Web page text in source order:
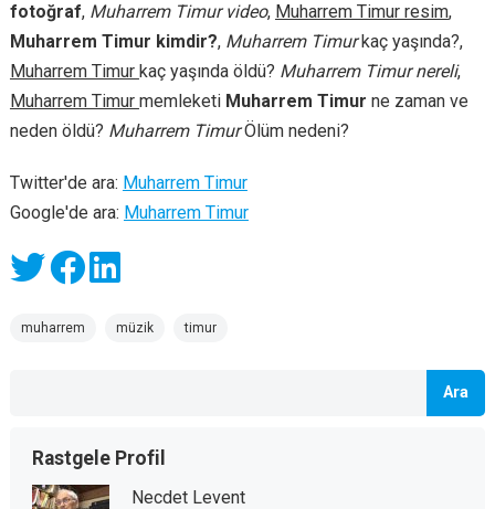
fotoğraf, Muharrem Timur video, Muharrem Timur resim,
Muharrem Timur kimdir?, Muharrem Timurkaç yaşında?,
Muharrem Timur kaç yaşında öldü? Muharrem Timur nereli,
Muharrem Timur memleketi Muharrem Timur ne zaman ve
neden öldü? Muharrem TimurÖlüm nedeni?
Twitter'de ara: Muharrem Timur
Google'de ara: Muharrem Timur
muharrem müzik timur
Ara
Rastgele Profil
Necdet Levent